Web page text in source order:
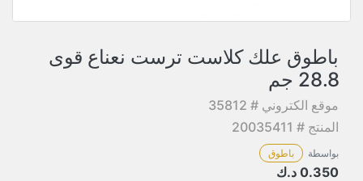
باطوق علك كلاست ترست نعناع قوى
28.8 جم
موقع الكتروني # 35812
المنتج # 20035411
بواسطة باطوق
0.350 د.ك